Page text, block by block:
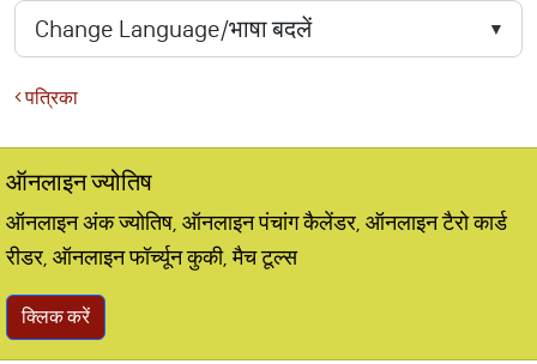
पत्रिका
ऑनलाइन ज्योतिष
ऑनलाइन अंक ज्योतिष, ऑनलाइन पंचांग कैलेंडर, ऑनलाइन टैरो कार्ड
रीडर, ऑनलाइन फॉर्च्यून कुकी, मैच टूल्स
क्लिक करें